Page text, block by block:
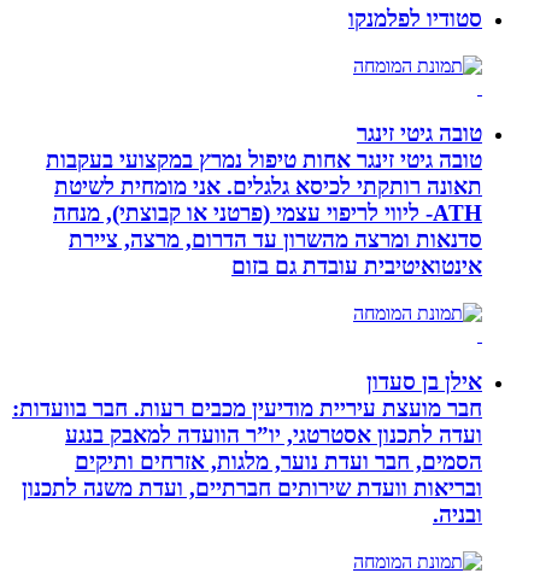
סטודיו לפלמנקו
טובה גיטי זינגר
טובה גיטי זינגר אחות טיפול נמרץ במקצועי בעקבות
תאונה רותקתי לכיסא גלגלים. אני מומחית לשיטת
ATH- ליווי לריפוי עצמי (פרטני או קבוצתי), מנחה
סדנאות ומרצה מהשרון עד הדרום, מרצה, ציירת
אינטואיטיבית עובדת גם בזום
אילן בן סעדון
חבר מועצת עיריית מודיעין מכבים רעות. חבר בוועדות:
ועדה לתכנון אסטרטגי, יו”ר הוועדה למאבק בנגע
הסמים, חבר ועדת נוער, מלגות, אזרחים ותיקים
ובריאות וועדת שירותים חברתיים, ועדת משנה לתכנון